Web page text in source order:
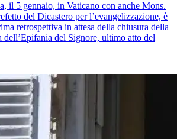
il 5 gennaio, in Vaticano con anche Mons.
del Dicastero per l’evangelizzazione, è
retrospettiva in attesa della chiusura della
dell’Epifania del Signore, ultimo atto del